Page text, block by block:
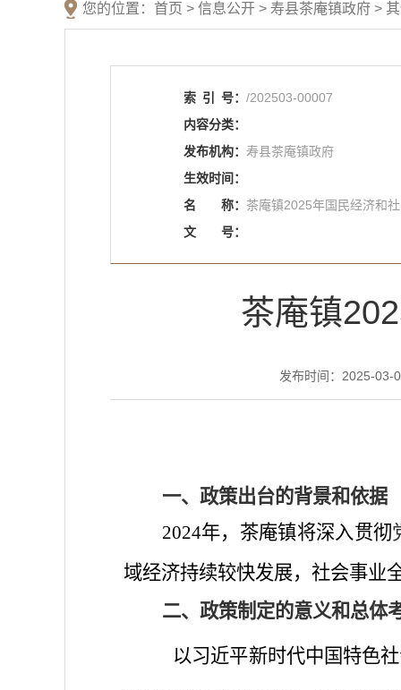
您的位置： 首页 > 信息公开 > 寿县茶庵镇政府 >
索 引 号： /202503-00007
内容分类：
发布机构： 寿县茶庵镇政府
生效时间：
名
称： 茶庵镇2025年国民经济和
文
号：
茶庵镇
发布时间：2025-03-
一、 政策出台的背景和依据
2024年，茶庵镇将深入贯彻
域经济持续较快发展，社会事业
二、 政策制定的意义和总体
以习近平新时代中国特色